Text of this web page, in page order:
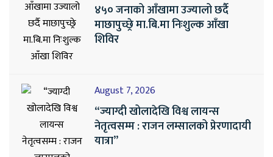
४५० जनाको आँखामा उज्यालो छर्दै
माछापुच्छ्रे मा.बि.मा निःशुल्क आँखा
शिविर
August 7, 2026
“ज्याग्दी खोलादेखि विश्व लायन्स
नेतृत्वसम्म : राजन लम्सालको प्रेरणादायी
यात्रा”